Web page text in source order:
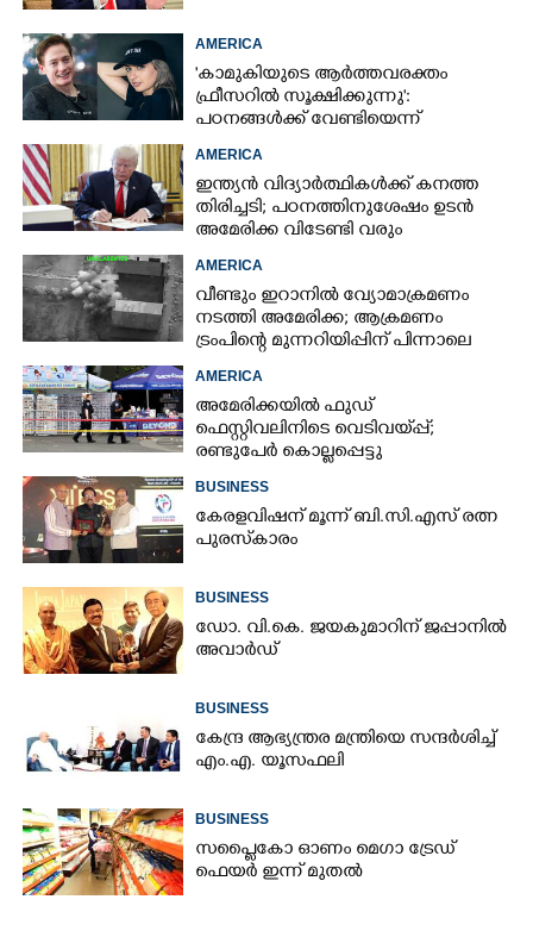
AMERICA
'കാമുകിയുടെ ആർത്തവരക്തം
ഫ്രീസറിൽ സൂക്ഷിക്കുന്നു':
പഠനങ്ങൾക്ക് വേണ്ടിയെന്ന്
ജോൺസന്റെ പോസ്റ്റ്
AMERICA
ഇന്ത്യൻ വിദ്യാർത്ഥികൾക്ക് കനത്ത
തിരിച്ചടി; പഠനത്തിനുശേഷം ഉടൻ
അമേരിക്ക വിടേണ്ടി വരും
AMERICA
വീണ്ടും ഇറാനിൽ വ്യോമാക്രമണം
നടത്തി അമേരിക്ക; ആക്രമണം
ട്രംപിന്റെ മുന്നറിയിപ്പിന് പിന്നാലെ
AMERICA
അമേരിക്കയിൽ ഫുഡ്
ഫെസ്റ്റിവലിനിടെ വെടിവയ്‌പ്പ്;
രണ്ടുപേർ കൊല്ലപ്പെട്ടു
BUSINESS
കേരളവിഷന് മൂന്ന് ബി.സി.എസ് രത്ന
പുരസ്‌കാരം
BUSINESS
ഡോ. വി.കെ. ജയകുമാറിന് ജപ്പാനിൽ
അവാർഡ്
BUSINESS
കേന്ദ്ര ആഭ്യന്ത്രര മന്ത്രിയെ സന്ദർശിച്ച്
എം.എ. യൂസഫലി
BUSINESS
സപ്ലൈകോ ഓണം മെഗാ ട്രേഡ്
ഫെയർ ഇന്ന് മുതൽ